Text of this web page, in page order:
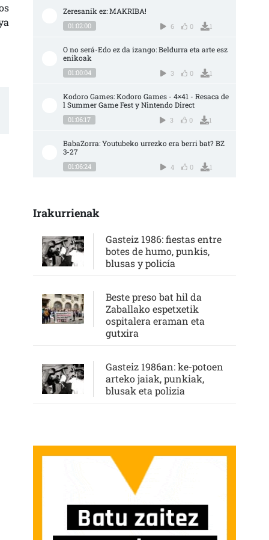
Zeresanik ez: MAKRIBA!
01:02:00 6 0 1
O no será-Edo ez da izango: Beldurra eta arte esz
enikoak
01:00:04 3 0 1
Kodoro Games: Kodoro Games - 4×41 - Resaca de
l Summer Game Fest y Nintendo Direct
01:06:17 3 0 1
BabaZorra: Youtubeko urrezko era berri bat? BZ
3-27
01:06:24 4 0 1
Irakurrienak
Gasteiz 1986: fiestas entre
botes de humo, punkis,
blusas y policía
Beste preso bat hil da
Zaballako espetxetik
ospitalera eraman eta
gutxira
Gasteiz 1986an: ke-potoen
arteko jaiak, punkiak,
blusak eta polizia